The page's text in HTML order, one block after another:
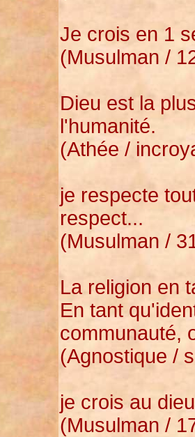
Je crois en 1
(Musulman /
Dieu est la
l'humanité.
(Athée /
je respecte
respect...
(Musulman /
La religion en
En tant
communauté,
(Agnostique /
je crois au
(Musulman /